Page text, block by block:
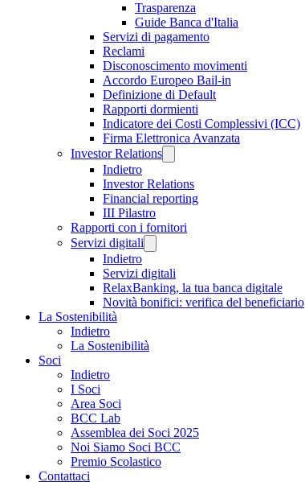
Trasparenza
Guide Banca d'Italia
Servizi di pagamento
Reclami
Disconoscimento movimenti
Accordo Europeo Bail-in
Definizione di Default
Rapporti dormienti
Indicatore dei Costi Complessivi (ICC)
Firma Elettronica Avanzata
Investor Relations
Indietro
Investor Relations
Financial reporting
III Pilastro
Rapporti con i fornitori
Servizi digitali
Indietro
Servizi digitali
RelaxBanking, la tua banca digitale
Novità bonifici: verifica del beneficiario
La Sostenibilità
Indietro
La Sostenibilità
Soci
Indietro
I Soci
Area Soci
BCC Lab
Assemblea dei Soci 2025
Noi Siamo Soci BCC
Premio Scolastico
Contattaci